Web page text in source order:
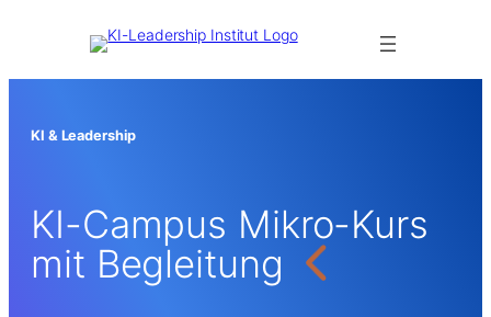
KI & Leadership
KI-Campus Mikro-Kurs
mit Begleitung